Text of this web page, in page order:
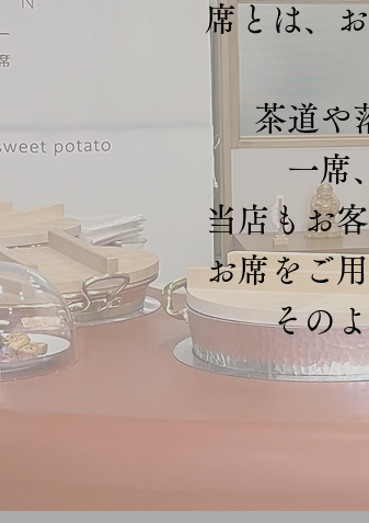
席とは、
茶道や
一席
当店もお
お席をご
その